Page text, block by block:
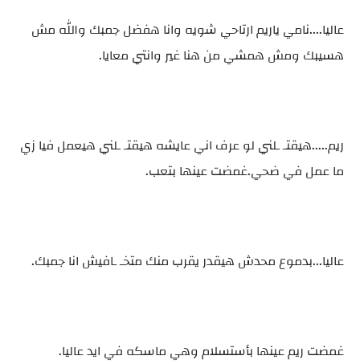
عاليا....نامي ياريم ارتاحي شويه وانا هفضل جمبك والله مش
هسيبك ومش همشي من هنا غير وانتي معايا.
ريم.....هيقتـ ـلني لو عرف اني عايشه هيقتـ ـلني هيعمل فيا زي
ما عمل في ضحي.غمضت عينها بتعب.
عاليا...بدموع محدش هيقدر يقرب منك متخـ ـافيش انا جمبك.
غمضت ريم عينها بأستسلام وهي ماسكه في ايد عاليا.